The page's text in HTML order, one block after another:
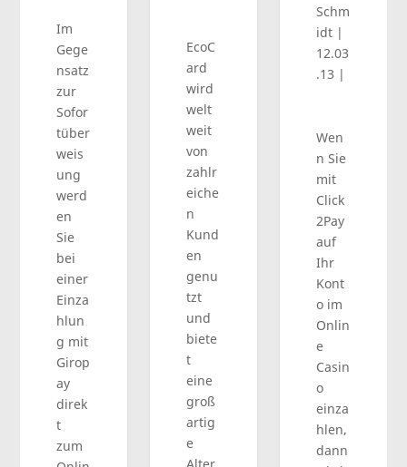
Im
Gege
nsatz
zur
Sofor
tüber
weis
ung
werd
en
Sie
bei
einer
Einza
hlun
g mit
Girop
ay
direk
t
zum
EcoC
ard
wird
welt
weit
von
zahlr
eiche
n
Kund
en
genu
tzt
und
biete
t
eine
groß
artig
e
Schm
idt|
12.03
.13 |
Wen
n Sie
mit
Click
2Pay
auf
Ihr
Kont
o im
Onlin
e
Casin
o
einza
hlen,
dann